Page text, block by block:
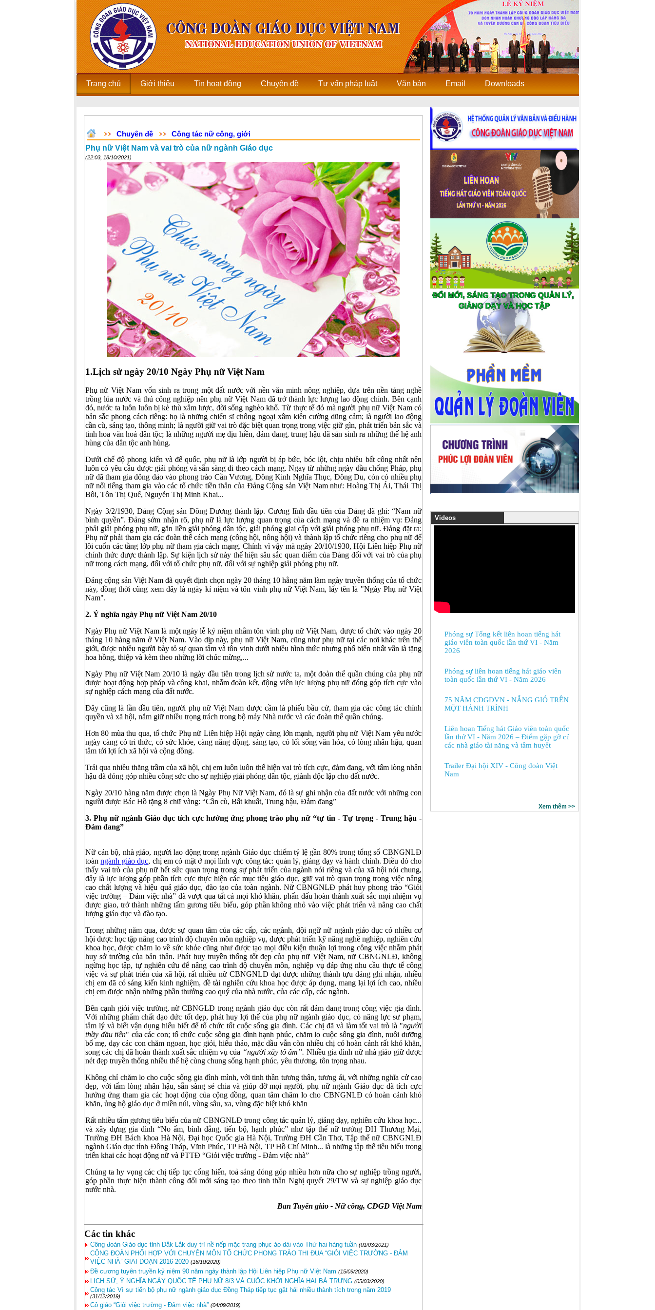
Trang chủ Giới thiệu Tin hoạt động Chuyên đề Tư vấn pháp luật Văn bản Email Downloads
Chuyên đề
Công tác nữ công, giới
Phụ nữ Việt Nam và vai trò của nữ ngành Giáo dục
(22:03, 18/10/2021)
1.Lịch sử ngày 20/10 Ngày Phụ nữ Việt Nam
Phụ nữ Việt Nam vốn sinh ra trong một đất nước với nền văn minh nông nghiệp, dựa trên nền tảng nghề
trồng lúa nước và thủ công nghiệp nên phụ nữ Việt Nam đã trở thành lực lượng lao động chính. Bên cạnh
đó, nước ta luôn luôn bị kẻ thù xâm lược, đời sống nghèo khổ. Từ thực tế đó mà người phụ nữ Việt Nam có
bản sắc phong cách riêng: họ là những chiến sĩ chống ngoại xâm kiên cường dũng cảm; là người lao động
cần cù, sáng tạo, thông minh; là người giữ vai trò đặc biệt quan trọng trong việc giữ gìn, phát triển bản sắc và
tinh hoa văn hoá dân tộc; là những người mẹ dịu hiền, đảm đang, trung hậu đã sản sinh ra những thế hệ anh
hùng của dân tộc anh hùng.
Dưới chế độ phong kiến và đế quốc, phụ nữ là lớp người bị áp bức, bóc lột, chịu nhiều bất công nhất nên
luôn có yêu cầu được giải phóng và sẵn sàng đi theo cách mạng. Ngay từ những ngày đầu chống Pháp, phụ
nữ đã tham gia đông đảo vào phong trào Cần Vương, Đông Kinh Nghĩa Thục, Đông Du, còn có nhiều phụ
nữ nổi tiếng tham gia vào các tổ chức tiền thân của Đảng Cộng sản Việt Nam như: Hoàng Thị Ái, Thái Thị
Bôi, Tôn Thị Quế, Nguyễn Thị Minh Khai...
Ngày 3/2/1930, Đảng Cộng sản Đông Dương thành lập. Cương lĩnh đầu tiên của Đảng đã ghi: “Nam nữ
bình quyền”. Đảng sớm nhận rõ, phụ nữ là lực lượng quan trọng của cách mạng và đề ra nhiệm vụ: Đảng
phải giải phóng phụ nữ, gắn liền giải phóng dân tộc, giải phóng giai cấp với giải phóng phụ nữ. Đảng đặt ra:
Phụ nữ phải tham gia các đoàn thể cách mạng (công hội, nông hội) và thành lập tổ chức riêng cho phụ nữ để
lôi cuốn các tầng lớp phụ nữ tham gia cách mạng. Chính vì vậy mà ngày 20/10/1930, Hội Liên hiệp Phụ nữ
chính thức được thành lập. Sự kiện lịch sử này thể hiện sâu sắc quan điểm của Đảng đối với vai trò của phụ
nữ trong cách mạng, đối với tổ chức phụ nữ, đối với sự nghiệp giải phóng phụ nữ.
Đảng cộng sản Việt Nam đã quyết định chọn ngày 20 tháng 10 hằng năm làm ngày truyền thống của tổ chức
này, đồng thời cũng xem đây là ngày kỉ niệm và tôn vinh phụ nữ Việt Nam, lấy tên là "Ngày Phụ nữ Việt
Nam".
2. Ý nghĩa ngày Phụ nữ Việt Nam 20/10
Ngày Phụ nữ Việt Nam là một ngày lễ kỷ niệm nhằm tôn vinh phụ nữ Việt Nam, được tổ chức vào ngày 20
tháng 10 hàng năm ở Việt Nam. Vào dịp này, phụ nữ Việt Nam, cũng như phụ nữ tại các nơi khác trên thế
giới, được nhiều người bày tỏ sự quan tâm và tôn vinh dưới nhiều hình thức nhưng phổ biến nhất vẫn là tặng
hoa hồng, thiệp và kèm theo những lời chúc mừng,...
Ngày Phụ nữ Việt Nam 20/10 là ngày đầu tiên trong lịch sử nước ta, một đoàn thể quần chúng của phụ nữ
được hoạt động hợp pháp và công khai, nhằm đoàn kết, động viên lực lượng phụ nữ đóng góp tích cực vào
sự nghiệp cách mạng của đất nước.
Đây cũng là lần đầu tiên, người phụ nữ Việt Nam được cầm lá phiếu bầu cử, tham gia các công tác chính
quyền và xã hội, nắm giữ nhiều trọng trách trong bộ máy Nhà nước và các đoàn thể quần chúng.
Hơn 80 mùa thu qua, tổ chức Phụ nữ Liên hiệp Hội ngày càng lớn mạnh, người phụ nữ Việt Nam yêu nước
ngày càng có tri thức, có sức khỏe, càng năng động, sáng tạo, có lối sống văn hóa, có lòng nhân hậu, quan
tâm tới lợi ích xã hội và cộng đồng.
Trải qua nhiều thăng trầm của xã hội, chị em luôn luôn thể hiện vai trò tích cực, đảm đang, với tấm lòng nhân
hậu đã đóng góp nhiều công sức cho sự nghiệp giải phóng dân tộc, giành độc lập cho đất nước.
Ngày 20/10 hàng năm được chọn là Ngày Phụ Nữ Việt Nam, đó là sự ghi nhận của đất nước với những con
người được Bác Hồ tặng 8 chữ vàng: “Cần cù, Bất khuất, Trung hậu, Đảm đang”
3. Phụ nữ ngành Giáo dục tích cực hưởng ứng phong trào phụ nữ “tự tin - Tự trọng - Trung hậu -
Đảm đang”
Nữ cán bộ, nhà giáo, người lao động trong ngành Giáo dục chiếm tỷ lệ gần 80% trong tổng số CBNGNLĐ
toànngành giáo dục, chị em có mặt ở mọi lĩnh vực công tác: quản lý, giảng dạy và hành chính. Điều đó cho
thấy vai trò của phụ nữ hết sức quan trọng trong sự phát triển của ngành nói riêng và của xã hội nói chung,
đây là lực lượng góp phần tích cực thực hiện các mục tiêu giáo dục, giữ vai trò quan trọng trong việc nâng
cao chất lượng và hiệu quả giáo dục, đào tạo của toàn ngành. Nữ CBNGNLĐ phát huy phong trào “Giỏi
việc trường – Đảm việc nhà” đã vượt qua tất cả mọi khó khăn, phấn đấu hoàn thành xuất sắc mọi nhiệm vụ
được giao, trở thành những tấm gương tiêu biểu, góp phần không nhỏ vào việc phát triển và nâng cao chất
lượng giáo dục và đào tạo.
Trong những năm qua, được sự quan tâm của các cấp, các ngành, đội ngữ nữ ngành giáo dục có nhiều cơ
hội được học tập nâng cao trình độ chuyên môn nghiệp vụ, được phát triển kỹ năng nghề nghiệp, nghiên cứu
khoa học, được chăm lo về sức khỏe cũng như được tạo mọi điều kiện thuận lợi trong công việc nhằm phát
huy sở trường của bản thân. Phát huy truyền thống tốt đẹp của phụ nữ Việt Nam, nữ CBNGNLĐ, không
ngừng học tập, tự nghiên cứu để nâng cao trình độ chuyên môn, nghiệp vụ đáp ứng nhu cầu thực tế công
việc và sự phát triển của xã hội, rất nhiều nữ CBNGNLĐ đạt được những thành tựu đáng ghi nhận, nhiều
chị em đã có sáng kiến kinh nghiệm, đề tài nghiên cứu khoa học được áp dụng, mang lại lợi ích cao, nhiều
chị em được nhận những phần thưởng cao quý của nhà nước, của các cấp, các ngành.
Bên cạnh giỏi việc trường, nữ CBNGLĐ trong ngành giáo dục còn rất đảm đang trong công việc gia đình.
Với những phẩm chất đạo đức tốt đẹp, phát huy lợi thế của phụ nữ ngành giáo dục, có năng lực sư phạm,
tâm lý và biết vận dụng hiểu biết để tổ chức tốt cuộc sống gia đình. Các chị đã và làm tốt vai trò là "người
thầy đầu tiên" của các con; tổ chức cuộc sống gia đình hạnh phúc, chăm lo cuộc sống gia đình, nuôi dưỡng
bố mẹ, dạy các con chăm ngoan, học giỏi, hiếu thảo, mặc dầu vẫn còn nhiều chị có hoàn cảnh rất khó khăn,
song các chị đã hoàn thành xuất sắc nhiệm vụ của “người xây tổ ấm”. Nhiều gia đình nữ nhà giáo giữ được
nét đẹp truyền thống nhiều thế hệ cùng chung sống hạnh phúc, yêu thương, tôn trọng nhau.
Không chỉ chăm lo cho cuộc sống gia đình mình, với tinh thần tương thân, tương ái, với những nghĩa cử cao
đẹp, với tấm lòng nhân hậu, sẵn sàng sẻ chia và giúp đỡ mọi người, phụ nữ ngành Giáo dục đã tích cực
hưởng ứng tham gia các hoạt động của cộng đồng, quan tâm chăm lo cho CBNGNLĐ có hoàn cảnh khó
khăn, ủng hộ giáo dục ở miền núi, vùng sâu, xa, vùng đặc biệt khó khăn
Rất nhiều tấm gương tiêu biểu của nữ CBNGNLĐ trong công tác quản lý, giảng dạy, nghiên cứu khoa học...
và xây dựng gia đình “No ấm, bình đẳng, tiến bộ, hạnh phúc” như tập thể nữ trường ĐH Thương Mại,
Trường ĐH Bách khoa Hà Nội, Đại học Quốc gia Hà Nội, Trường ĐH Cần Thơ, Tập thể nữ CBNGNLĐ
ngành Giáo dục tỉnh Đồng Tháp, Vĩnh Phúc, TP Hà Nội, TP Hồ Chí Minh... là những tập thể tiêu biểu trong
triển khai các hoạt động nữ và PTTĐ “Giỏi việc trường - Đảm việc nhà”
Chúng ta hy vọng các chị tiếp tục cống hiến, toả sáng đóng góp nhiều hơn nữa cho sự nghiệp trồng người,
góp phần thực hiện thành công đổi mới sáng tạo theo tinh thần Nghị quyết 29/TW và sự nghiệp giáo dục
nước nhà.
Ban Tuyên giáo - Nữ công, CĐGD Việt Nam
Các tin khác
Công đoàn Giáo dục tỉnh Đắk Lắk duy trì nề nếp mặc trang phục áo dài vào Thứ hai hàng tuần (01/03/2021)
CÔNG ĐOÀN PHỐI HỢP VỚI CHUYÊN MÔN TỔ CHỨC PHONG TRÀO THI ĐUA “GIỎI VIỆC TRƯỜNG - ĐẢM
VIỆC NHÀ” GIAI ĐOẠN 2016-2020 (16/10/2020)
Đề cương tuyên truyền kỷ niệm 90 năm ngày thành lập Hội Liên hiệp Phụ nữ Việt Nam (15/09/2020)
LỊCH SỬ, Ý NGHĨA NGÀY QUỐC TẾ PHỤ NỮ 8/3 VÀ CUỘC KHỞI NGHĨA HAI BÀ TRƯNG (05/03/2020)
Công tác Vì sự tiến bộ phụ nữ ngành giáo dục Đồng Tháp tiếp tục gặt hái nhiều thành tích trong năm 2019
(31/12/2019)
Cô giáo “Giỏi việc trường - Đảm việc nhà” (04/09/2019)
Videos
Phóng sự Tổng kết liên hoan tiếng hát
giáo viên toàn quốc lần thứ VI - Năm
2026
Phóng sự liên hoan tiếng hát giáo viên
toàn quốc lần thứ VI - Năm 2026
75 NĂM CDGDVN - NẮNG GIÓ TRÊN
MỘT HÀNH TRÌNH
Liên hoan Tiếng hát Giáo viên toàn quốc
lần thứ VI - Năm 2026 – Điểm gặp gỡ của
các nhà giáo tài năng và tâm huyết
Trailer Đại hội XIV - Công đoàn Việt
Nam
Xem thêm >>